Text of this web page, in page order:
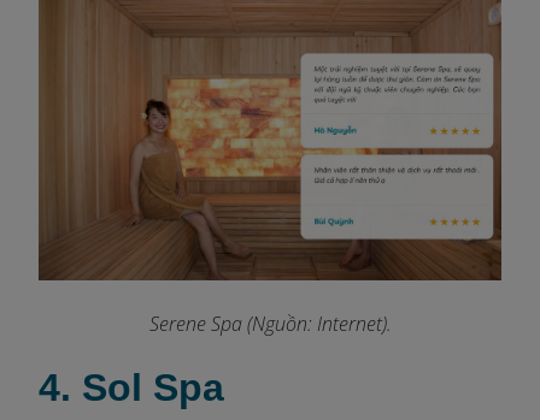
Serene Spa (Nguồn: Internet).
4. Sol Spa